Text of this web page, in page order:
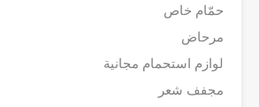
حمّام خاص
مرحاض
لوازم استحمام مجانية
مجفف شعر